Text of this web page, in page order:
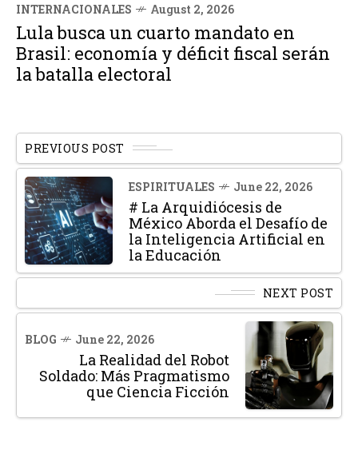
INTERNACIONALES August 2, 2026
Lula busca un cuarto mandato en
Brasil: economía y déficit fiscal serán
la batalla electoral
PREVIOUS POST
ESPIRITUALES June 22, 2026
# La Arquidiócesis de
México Aborda el Desafío de
la Inteligencia Artificial en
la Educación
NEXT POST
BLOG June 22, 2026
La Realidad del Robot
Soldado: Más Pragmatismo
que Ciencia Ficción